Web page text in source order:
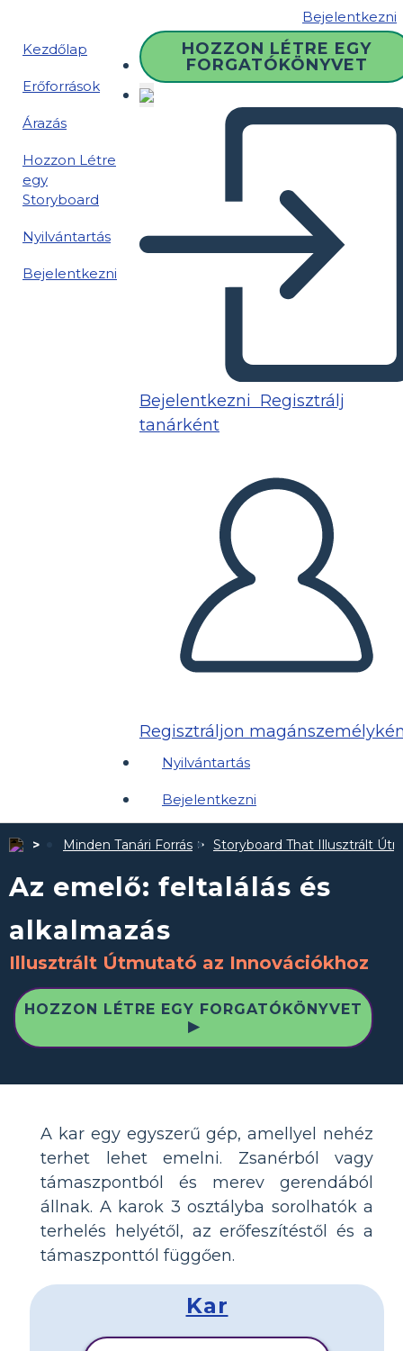
Bejelentkezni
Kezdőlap
Erőforrások
Árazás
Hozzon Létre
egy
Storyboard
Nyilvántartás
Bejelentkezni
HOZZON LÉTRE EGY
FORGATÓKÖNYVET
Bejelentkezni Regisztrálj
tanárként
Regisztráljon
Nyilvántartás
Bejelentkezni
Minden Tanári Forrás Storyboard That Illusztrált
Az emelő: feltalálás és
alkalmazás
Illusztrált Útmutató az Innovációkhoz
HOZZON LÉTRE EGY FORGATÓKÖNYVET
▶
A kar egy egyszerű gép, amellyel nehéz
terhet lehet emelni. Zsanérból vagy
támaszpontból és merev gerendából
állnak. A karok 3 osztályba sorolhatók a
terhelés helyétől, az erőfeszítéstől és a
támaszponttól függően.
Kar